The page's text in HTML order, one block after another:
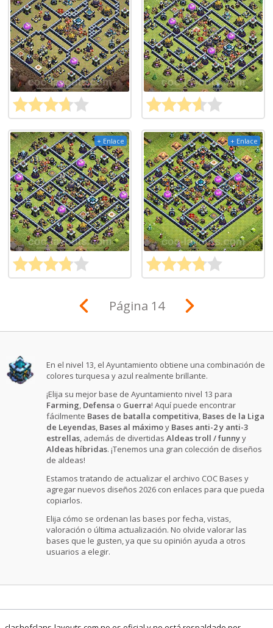
+ Enlace + Enlace
Página 14
En el nivel 13, el Ayuntamiento obtiene una combinación de
colores turquesa y azul realmente brillante.
¡Elija su mejor base de Ayuntamiento nivel 13 para
Farming, Defensa o Guerra! Aquí puede encontrar
fácilmente Bases de batalla competitiva, Bases de la Liga
de Leyendas, Bases al máximoy Bases anti-2 y anti-3
estrellas, además de divertidasAldeas troll / funnyy
Aldeas híbridas. ¡Tenemos una gran colección de diseños
de aldeas!
Estamos tratando de actualizar el archivo COC Bases y
agregar nuevos diseños 2026 con enlaces para que pueda
copiarlos.
Elija cómo se ordenan las bases por fecha, vistas,
valoración o última actualización. No olvide valorar las
bases que le gusten, ya que su opinión ayuda a otros
usuarios a elegir.